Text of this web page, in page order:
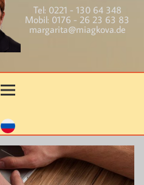
Tel: 0221 - 130 64 348
Mobil: 0176 - 26 23 63 83
margarita@miagkova.de